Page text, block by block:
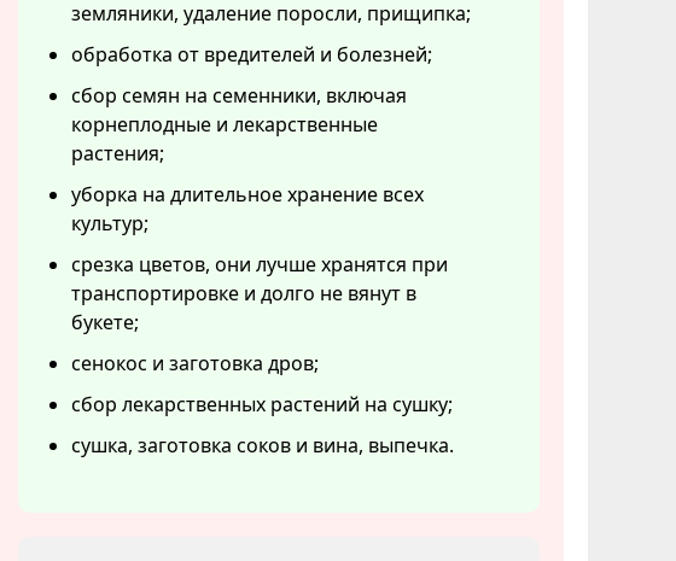
земляники, удаление поросли, прищипка;
обработка от вредителей и болезней;
сбор семян на семенники, включая
корнеплодные и лекарственные
растения;
уборка на длительное хранение всех
культур;
срезка цветов, они лучше хранятся при
транспортировке и долго не вянут в
букете;
сенокос и заготовка дров;
сбор лекарственных растений на сушку;
сушка, заготовка соков и вина, выпечка.